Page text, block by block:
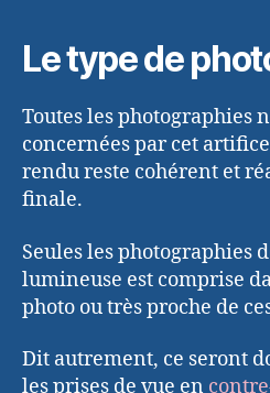
Le type de
Toutes les photographies
concernées par cet
rendu reste cohérent et
finale.
Seules les photographies
lumineuse est comprise
photo ou très proche de
Dit autrement, ce seront
les prises de vue en